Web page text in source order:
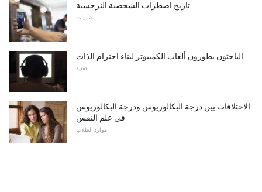
تاريخ اضطراب الشخصية النرجسية
نظريات
الباحثون يطورون ألعاب الكمبيوتر لبناء احترام الذات
تقنية
الاختلافات بين درجة البكالوريوس ودرجة البكالوريوس
في علم النفس
موارد الطلاب